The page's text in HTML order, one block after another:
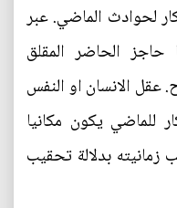
لحوادث الماضي. عبر
حاجز الحاضر المقلق
عقل الانسان او النفس
للماضي يكون مكانيا
بدلالة تحقيب